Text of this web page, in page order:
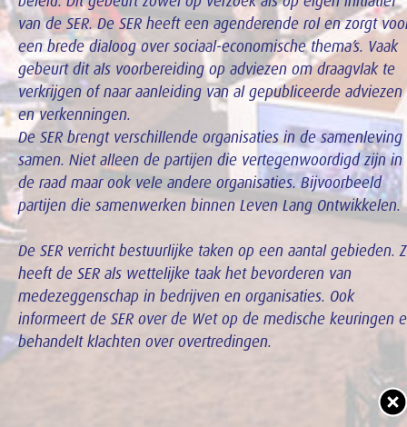
van de SER. De SER heeft een agenderende rol en zorgt
een brede dialoog over sociaal-economische thema’s. Vaak
gebeurt dit als voorbereiding op adviezen om draagvlak te
verkrijgen of naar aanleiding van al gepubliceerde adviezen
en verkenningen.
De SER brengt verschillende organisaties in de samenleving
samen. Niet alleen de partijen die vertegenwoordigd zijn in
de raad maar ook vele andere organisaties. Bijvoorbeeld
partijen die samenwerken binnen Leven Lang Ontwikkelen.
De SER verricht bestuurlijke taken op een aantal gebieden.
heeft de SER als wettelijke taak het bevorderen van
medezeggenschap in bedrijven en organisaties. Ook
informeert de SER over de Wet op de medische keuringen
behandelt klachten over overtredingen.